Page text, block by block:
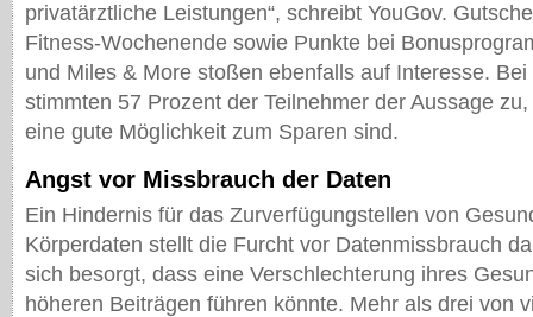
privatärztliche Leistungen“, schreibt YouGov.
Fitness-Wochenende sowie Punkte bei
und Miles & More stoßen ebenfalls auf Interesse.
stimmten 57 Prozent der Teilnehmer der Aussage
eine gute Möglichkeit zum Sparen sind.
Angst vor Missbrauch der Daten
Ein Hindernis für das Zurverfügungstellen von
Körperdaten stellt die Furcht vor Datenmissbrauch
sich besorgt, dass eine Verschlechterung ihres
höheren Beiträgen führen könnte. Mehr als drei von